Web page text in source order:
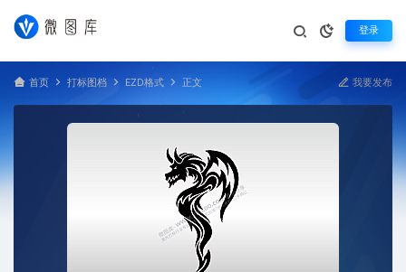
登录
首页 打标图档 EZD格式 正文 我要发布